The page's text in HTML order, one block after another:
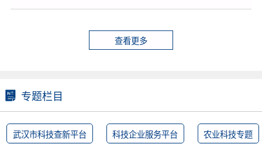
查看更多
专题栏目
武汉市科技查新平台 科技企业服务平台 农业科技专题